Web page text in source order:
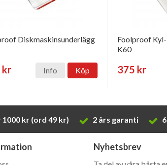
Diskmaskinsunderlägg
kr Info Köp
Foolproof
K60
375 kr
kr (ord 49 kr) 2 års garanti
Nyhetsbrev